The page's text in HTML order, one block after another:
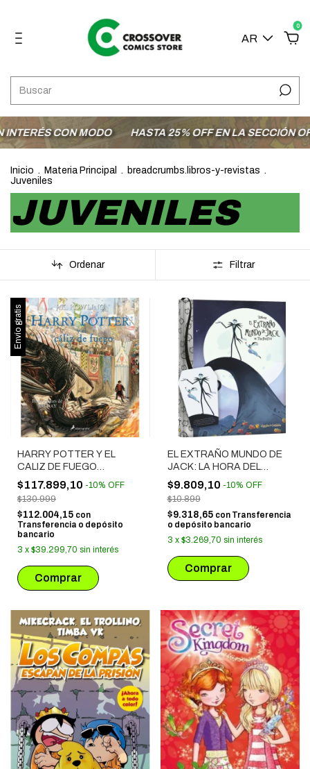
AR
0
MODO HASTA 25% OFF EN LA SECCIÓN OFERTAS
Inicio . Materia Principal . breadcrumbs.libros-y-revistas .
Juveniles
JUVENILES
Ordenar Filtrar
Envío gratis
HARRY POTTER Y EL
CALIZ DE FUEGO
(ILUSTRADO)
$117.899,10 -10% OFF
$130.999
$112.004,15 con
Transferencia o depósito
bancario
3 x $39.299,70 sin interés
EL EXTRAÑO MUNDO DE
JACK: LA HORA DEL
CUENTO
$9.809,10 -10% OFF
$10.899
$9.318,65 con Transferencia
o depósito bancario
3 x $3.269,70 sin interés